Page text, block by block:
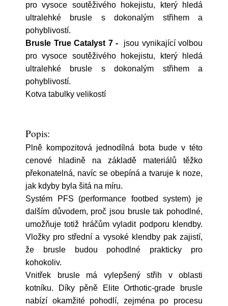
pro vysoce soutěživého hokejistu, který hledá
ultralehké brusle s dokonalým střihem a
pohyblivostí.
Brusle True Catalyst 7 -
jsou vynikající volbou
pro vysoce soutěživého hokejistu, který hledá
ultralehké brusle s dokonalým střihem a
pohyblivostí.
Kotva tabulky velikostí
Popis:
Plně kompozitová jednodílná bota bude v této
cenové hladině na základě materiálů těžko
překonatelná, navíc se obepíná a tvaruje k noze,
jak kdyby byla šitá na míru.
Systém PFS (performance footbed system) je
dalším důvodem, proč jsou brusle tak pohodlné,
umožňuje totiž hráčům vyladit podporu klendby.
Vložky pro střední a vysoké klendby pak zajistí,
že brusle budou pohodlné prakticky pro
kohokoliv.
Vnitřek brusle má vylepšený střih v oblasti
kotníku. Díky pěně Elite Orthotic-grade brusle
nabízí okamžité pohodlí, zejména po procesu